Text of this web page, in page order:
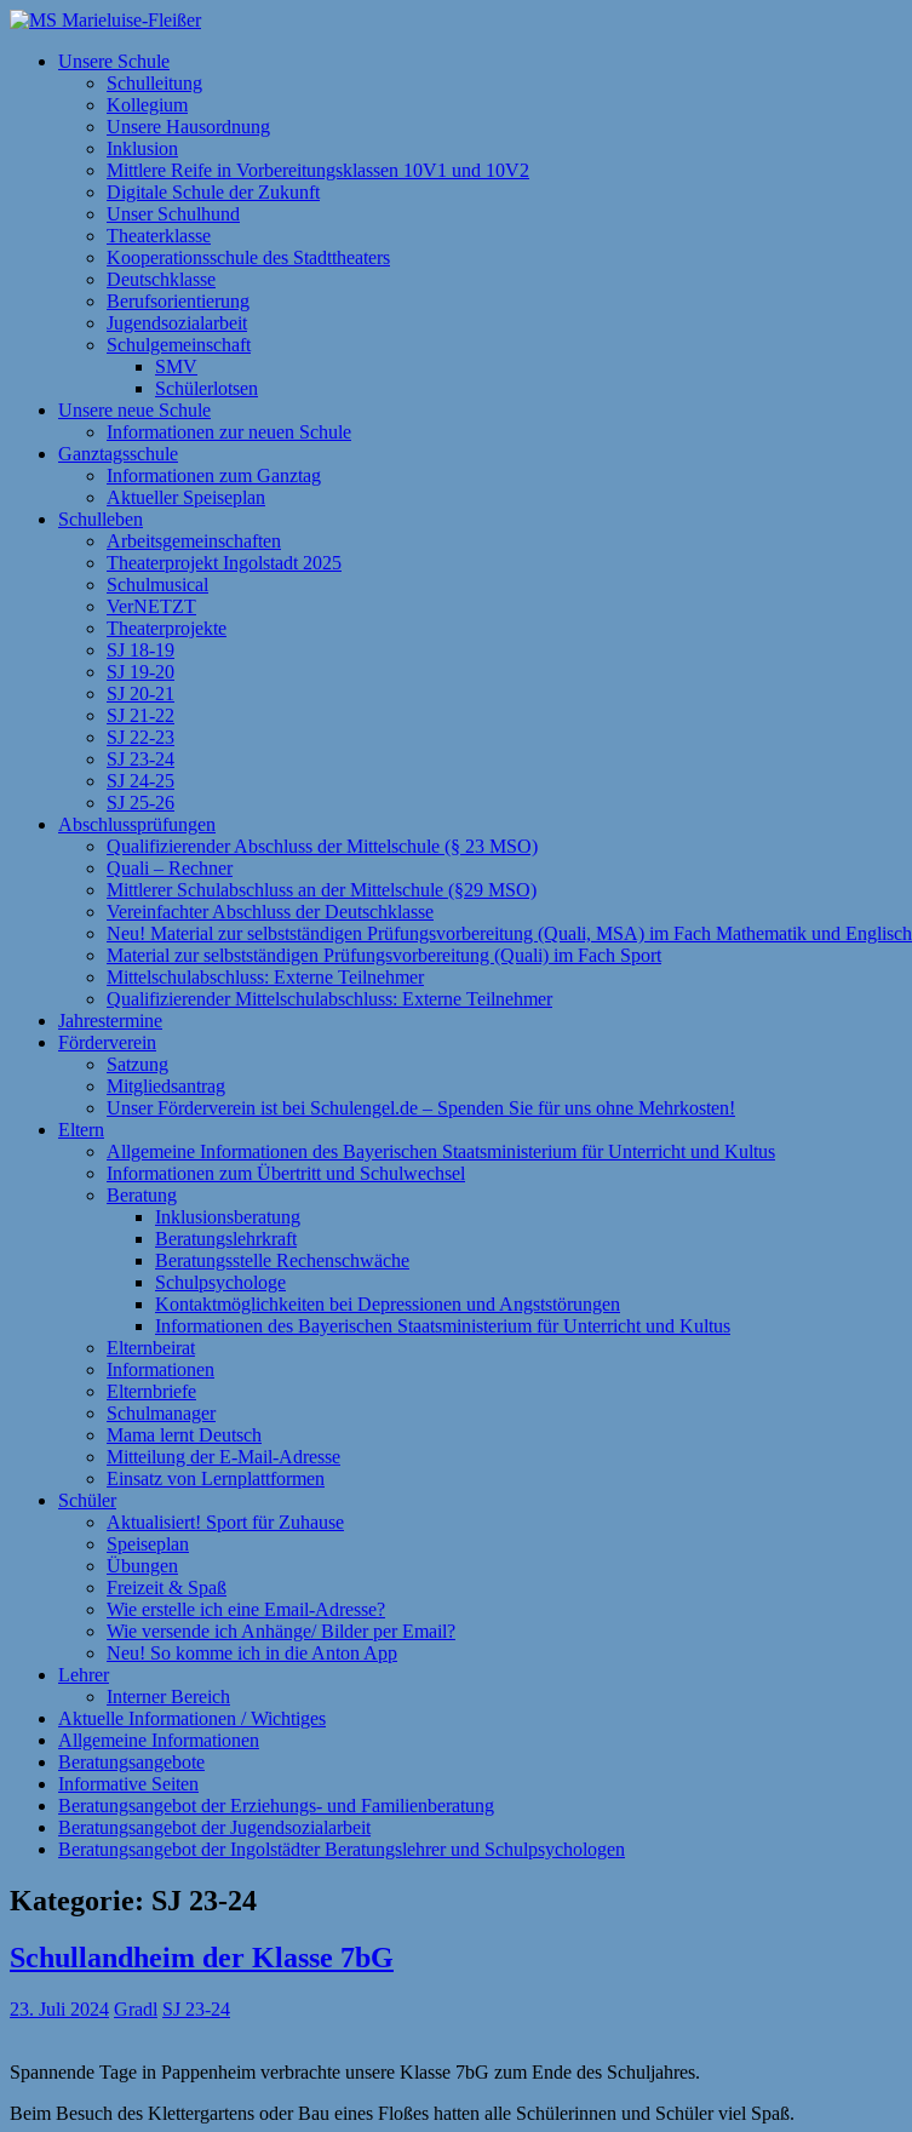
Zum
springen
MS Marieluise-Fleißer
Asamstraße 57 85053 Ingolstadt
Unsere Schule
Schulleitung
Kollegium
Unsere Hausordnung
Inklusion
Mittlere Reife in Vorbereitungsklassen 10V1 und 10V2
Digitale Schule der Zukunft
Unser Schulhund
Theaterklasse
Kooperationsschule des Stadttheaters
Deutschklasse
Berufsorientierung
Jugendsozialarbeit
Schulgemeinschaft
SMV
Schülerlotsen
Unsere neue Schule
Informationen zur neuen Schule
Ganztagsschule
Informationen zum Ganztag
Aktueller Speiseplan
Schulleben
Arbeitsgemeinschaften
Theaterprojekt Ingolstadt 2025
Schulmusical
VerNETZT
Theaterprojekte
SJ 18-19
SJ 19-20
SJ 20-21
SJ 21-22
SJ 22-23
SJ 23-24
SJ 24-25
SJ 25-26
Abschlussprüfungen
Qualifizierender Abschluss der Mittelschule (§ 23 MSO)
Quali – Rechner
Mittlerer Schulabschluss an der Mittelschule (§29 MSO)
Vereinfachter Abschluss der Deutschklasse
Neu! Material zur selbstständigen Prüfungsvorbereitung (Quali, MSA) im Fach Mathematik und Englisch
Material zur selbstständigen Prüfungsvorbereitung (Quali) im Fach Sport
Mittelschulabschluss: Externe Teilnehmer
Qualifizierender Mittelschulabschluss: Externe Teilnehmer
Jahrestermine
Förderverein
Satzung
Mitgliedsantrag
Unser Förderverein ist bei Schulengel.de – Spenden Sie für uns ohne Mehrkosten!
Eltern
Allgemeine Informationen des Bayerischen Staatsministerium für Unterricht und Kultus
Informationen zum Übertritt und Schulwechsel
Beratung
Inklusionsberatung
Beratungslehrkraft
Beratungsstelle Rechenschwäche
Schulpsychologe
Kontaktmöglichkeiten bei Depressionen und Angststörungen
Informationen des Bayerischen Staatsministerium für Unterricht und Kultus
Elternbeirat
Informationen
Elternbriefe
Schulmanager
Mama lernt Deutsch
Mitteilung der E-Mail-Adresse
Einsatz von Lernplattformen
Schüler
Aktualisiert! Sport für Zuhause
Speiseplan
Übungen
Freizeit & Spaß
Wie erstelle ich eine Email-Adresse?
Wie versende ich Anhänge/ Bilder per Email?
Neu! So komme ich in die Anton App
Lehrer
Interner Bereich
Aktuelle Informationen / Wichtiges
Allgemeine Informationen
Beratungsangebote
Informative Seiten
Beratungsangebot der Erziehungs- und Familienberatung
Beratungsangebot der Jugendsozialarbeit
Beratungsangebot der Ingolstädter Beratungslehrer und Schulpsychologen
Kategorie: SJ 23-24
Schullandheim der Klasse 7bG
23. Juli 2024 Gradl SJ 23-24
Spannende Tage in Pappenheim verbrachte unsere Klasse 7bG zum Ende des Schuljahres.
Beim Besuch des Klettergartens oder Bau eines Floßes hatten alle Schülerinnen und Schüler viel Spaß.